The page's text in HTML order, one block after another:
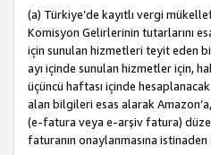
(a) Türkiye’de kayıtlı vergi
Komisyon Gelirlerinin tutarlarını
için sunulan hizmetleri teyit eden
ayı içinde sunulan hizmetler için,
üçüncü haftası içinde
alan bilgileri esas alarak
(e-fatura veya e-arşiv fatura)
faturanın onaylanmasına